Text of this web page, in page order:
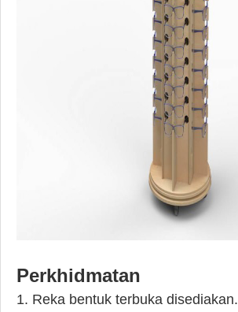
Perkhidmatan
1. Reka bentuk terbuka disediakan.